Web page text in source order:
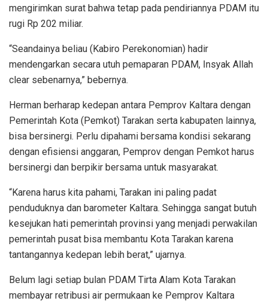
mengirimkan surat bahwa tetap pada pendiriannya PDAM itu
rugi Rp 202 miliar.
“Seandainya beliau (Kabiro Perekonomian) hadir
mendengarkan secara utuh pemaparan PDAM, Insyak Allah
clear sebenarnya,” bebernya.
Herman berharap kedepan antara Pemprov Kaltara dengan
Pemerintah Kota (Pemkot) Tarakan serta kabupaten lainnya,
bisa bersinergi. Perlu dipahami bersama kondisi sekarang
dengan efisiensi anggaran, Pemprov dengan Pemkot harus
bersinergi dan berpikir bersama untuk masyarakat.
“Karena harus kita pahami, Tarakan ini paling padat
penduduknya dan barometer Kaltara. Sehingga sangat butuh
kesejukan hati pemerintah provinsi yang menjadi perwakilan
pemerintah pusat bisa membantu Kota Tarakan karena
tantangannya kedepan lebih berat,” ujarnya.
Belum lagi setiap bulan PDAM Tirta Alam Kota Tarakan
membayar retribusi air permukaan ke Pemprov Kaltara